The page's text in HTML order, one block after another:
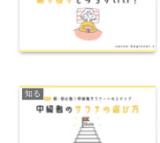
知る